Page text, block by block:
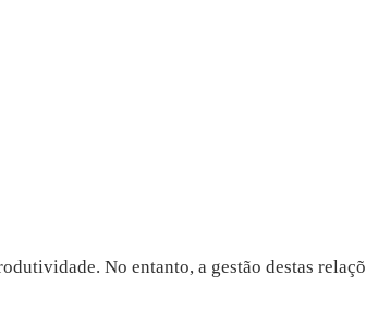
No entanto, a gestão destas